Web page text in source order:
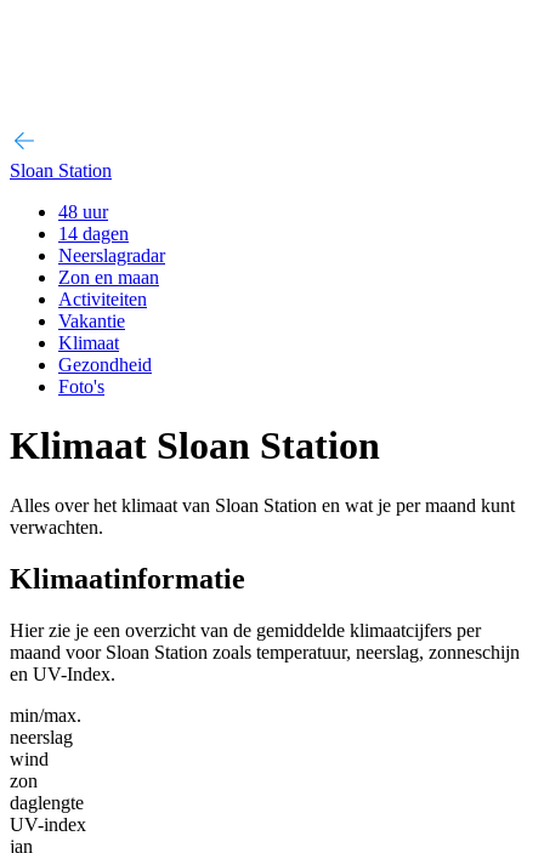
Sloan Station
48 uur
14 dagen
Neerslagradar
Zon en maan
Activiteiten
Vakantie
Klimaat
Gezondheid
Foto's
Klimaat Sloan Station
Alles over het klimaat van Sloan Station en wat je per maand kunt
verwachten.
Klimaatinformatie
Hier zie je een overzicht van de gemiddelde klimaatcijfers per
maand voor Sloan Station zoals temperatuur, neerslag, zonneschijn
en UV-Index.
min/max.
neerslag
wind
zon
daglengte
UV-index
jan